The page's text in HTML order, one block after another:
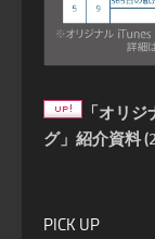
「オリ
グ」紹介資料
PICK UP